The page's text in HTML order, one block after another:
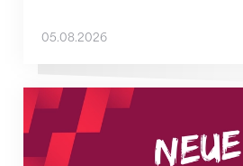
05.08.2026
Neue Empfangszeiten ab 1.